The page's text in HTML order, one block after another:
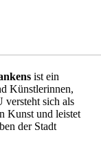
ist ein
Künstlerinnen,
sich als
Kunst und leistet
der Stadt